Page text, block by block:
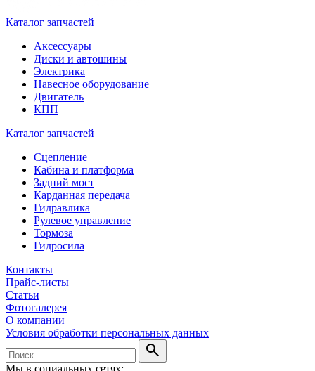
Каталог запчастей
Аксессуары
Диски и автошины
Электрика
Навесное оборудование
Двигатель
КПП
Каталог запчастей
Сцепление
Кабина и платформа
Задний мост
Карданная передача
Гидравлика
Рулевое управление
Тормоза
Гидросила
Контакты
Прайс-листы
Статьи
Фотогалерея
О компании
Условия обработки персональных данных
search
Мы в социальных сетях: